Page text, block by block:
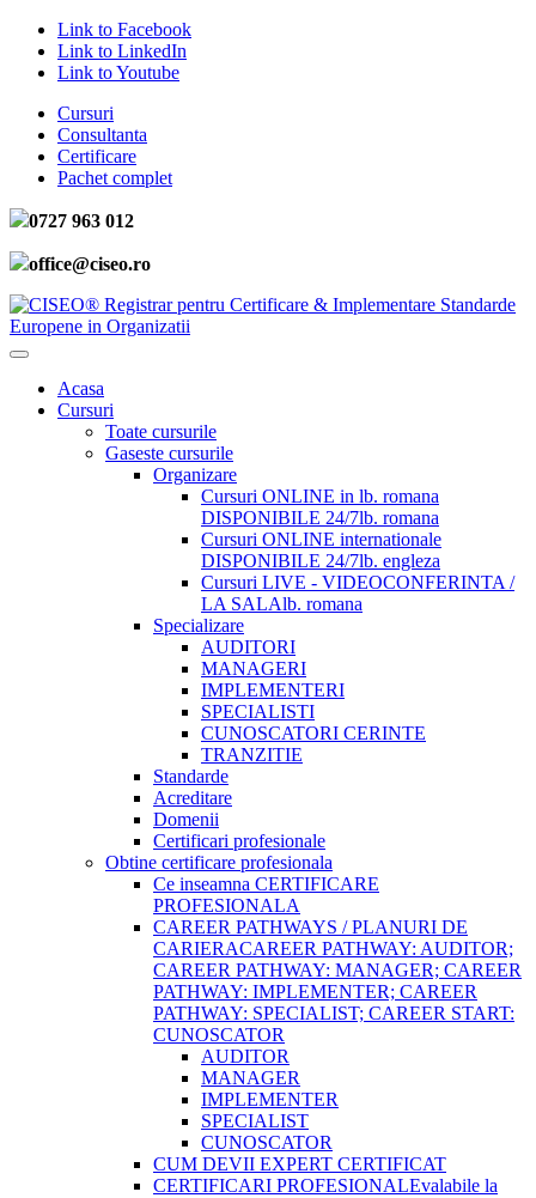
Link to Facebook
Link to LinkedIn
Link to Youtube
Cursuri
Consultanta
Certificare
Pachet complet
0727 963 012
office@ciseo.ro
Acasa
Cursuri
Toate cursurile
Gaseste cursurile
Organizare
Cursuri ONLINE in lb. romana
DISPONIBILE 24/7lb. romana
Cursuri ONLINE internationale
DISPONIBILE 24/7lb. engleza
Cursuri LIVE - VIDEOCONFERINTA /
LA SALAlb. romana
Specializare
AUDITORI
MANAGERI
IMPLEMENTERI
SPECIALISTI
CUNOSCATORI CERINTE
TRANZITIE
Standarde
Acreditare
Domenii
Certificari profesionale
Obtine certificare profesionala
Ce inseamna CERTIFICARE
PROFESIONALA
CAREER PATHWAYS / PLANURI DE
CARIERACAREER PATHWAY: AUDITOR;
CAREER PATHWAY: MANAGER; CAREER
PATHWAY: IMPLEMENTER; CAREER
PATHWAY: SPECIALIST; CAREER START:
CUNOSCATOR
AUDITOR
MANAGER
IMPLEMENTER
SPECIALIST
CUNOSCATOR
CUM DEVII EXPERT CERTIFICAT
CERTIFICARI PROFESIONALEvalabile la